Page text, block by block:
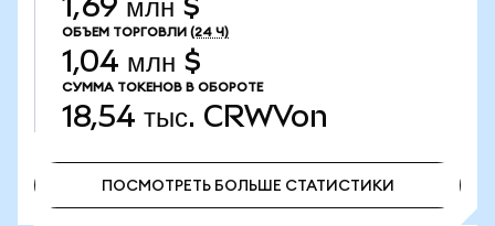
ОБЪЕМ ТОРГОВЛИ (24 Ч)
1,04 млн $
СУММА ТОКЕНОВ В ОБОРОТЕ
18,54 тыс. CRWVon
ПОСМОТРЕТЬ БОЛЬШЕ СТАТИСТИКИ